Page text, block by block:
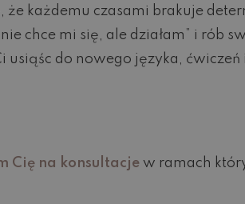
każdemu czasami brakuje
chce mi się, ale działam” i rób
usiąśc do nowego języka,
Cię na konsultacje w ramach